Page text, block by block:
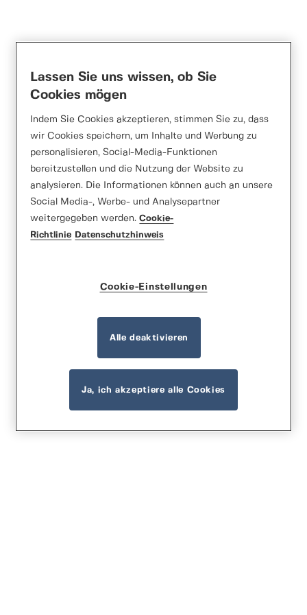
Lassen Sie uns wissen, ob Sie
Cookies mögen
Indem Sie Cookies akzeptieren, stimmen Sie zu, dass
wir Cookies speichern, um Inhalte und Werbung zu
personalisieren, Social-Media-Funktionen
bereitzustellen und die Nutzung der Website zu
analysieren. Die Informationen können auch an unsere
Social Media-, Werbe- und Analysepartner
weitergegeben werden.Cookie-
Richtlinie
Datenschutzhinweis
Cookie-Einstellungen
Alle deaktivieren
Ja, ich akzeptiere alle Cookies